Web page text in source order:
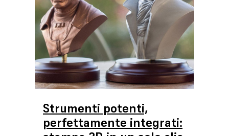
Strumenti potenti,
perfettamente integrati: